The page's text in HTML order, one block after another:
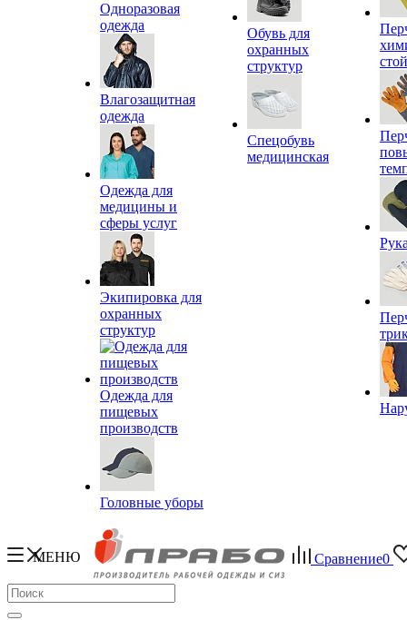
Одноразовая
одежда
Влагозащитная
одежда
Одежда для
медицины и
сферы услуг
Экипировка для
охранных
структур
Одежда для
пищевых
производств
Головные уборы
Обувь для
охранных
структур
Спецобувь
медицинская
МЕНЮ Сравнение0